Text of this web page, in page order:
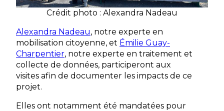
Crédit photo : Alexandra Nadeau
A lexandra Nadeau, notre experte en
mobilisation citoyenne, et Émilie Guay-
Charpentier, notre experte en traitement et
collecte de données, participeront aux
visites afin de documenter les impacts de ce
projet.
Elles ont notamment été mandatées pour